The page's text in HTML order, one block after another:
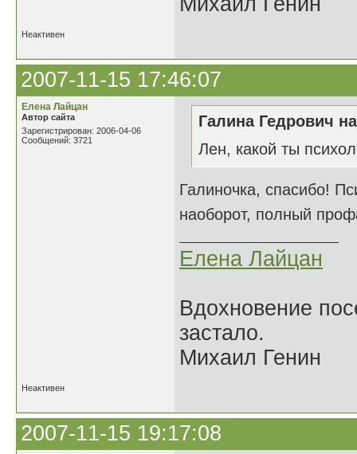
Неактивен
2007-11-15 17:46:07
Елена Лайцан
Автор сайта
Зарегистрирован: 2006-04-06
Сообщений: 3721
Галина Гедрович
Лен, какой ты
Галиночка, спасибо!
наоборот, полный
Елена Лайцан
Вдохновение
застало.
Михаил Генин
Неактивен
2007-11-15 19:17:08